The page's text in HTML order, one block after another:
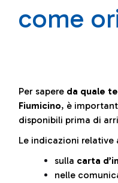
come
Per sapere da quale
Fiumicino, è
disponibili prima di
Le indicazioni
sulla carta
nelle